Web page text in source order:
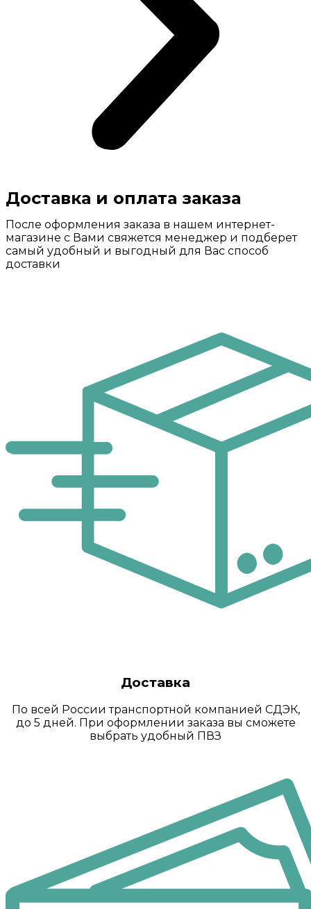
Доставка и оплата заказа
После оформления заказа в нашем интернет-
магазине с Вами свяжется менеджер и подберет
самый удобный и выгодный для Вас способ
доставки
Доставка
По всей России транспортной компанией СДЭК,
до 5 дней. При оформлении заказа вы сможете
выбрать удобный ПВЗ